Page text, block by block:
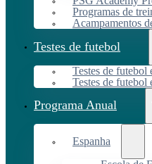
Programas de
Acampamentos
Testes de futebol
Testes de futebol
Testes de futebol
Programa Anual
Espanha